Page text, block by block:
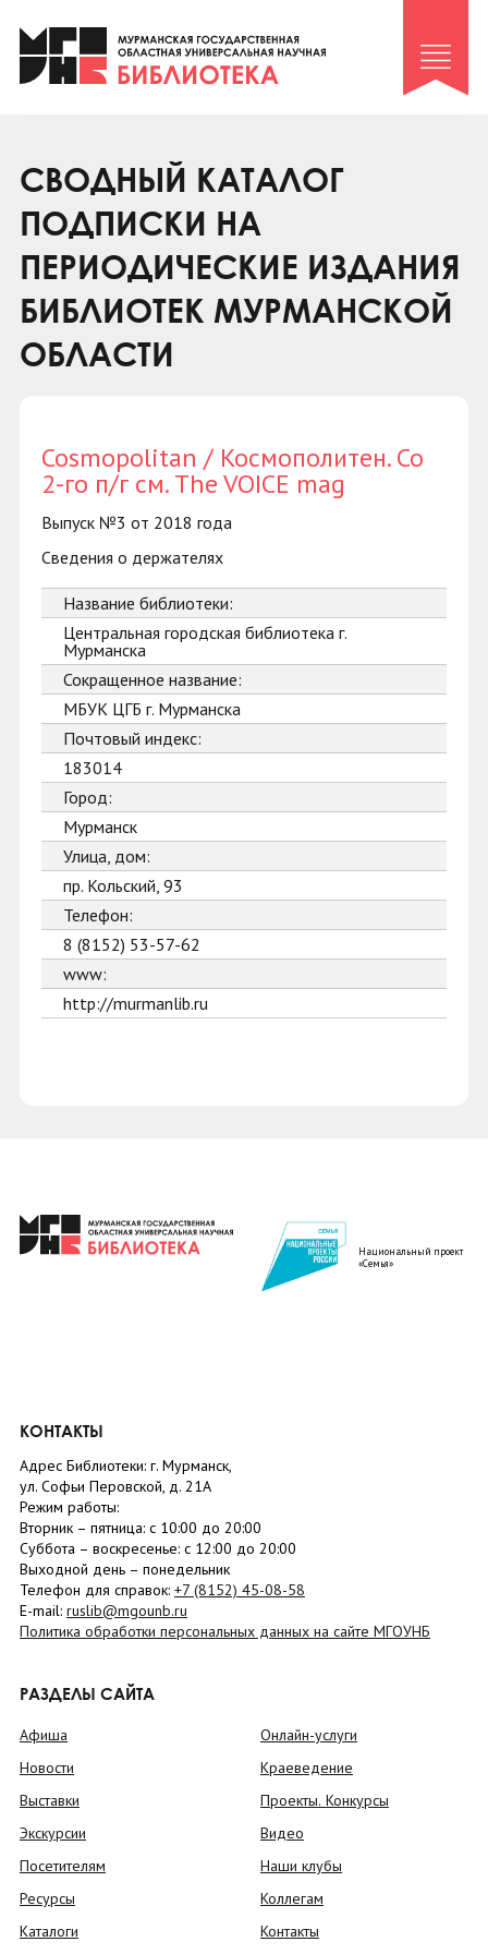
Клуб «Гиря и сельдерей»
Клуб «Семейный архив»
Коллегам
Контакты
СВОДНЫЙ КАТАЛОГ
ПОДПИСКИ НА
ПЕРИОДИЧЕСКИЕ ИЗДАНИЯ
БИБЛИОТЕК МУРМАНСКОЙ
ОБЛАСТИ
Cosmopolitan / Космополитен. Со
2-го п/г см. The VOICE mag
Выпуск №3 от 2018 года
Сведения о держателях
Название библиотеки:
Центральная городская библиотека г.
Мурманска
Сокращенное название:
МБУК ЦГБ г. Мурманска
Почтовый индекс:
183014
Город:
Мурманск
Улица, дом:
пр. Кольский, 93
Телефон:
8 (8152) 53-57-62
www:
http://murmanlib.ru
Национальный проект
«Семья»
КОНТАКТЫ
Адрес Библиотеки: г. Мурманск,
ул. Софьи Перовской, д. 21А
Режим работы:
Вторник – пятница: с 10:00 до 20:00
Суббота – воскресенье: c 12:00 до 20:00
Выходной день – понедельник
Телефон для справок: +7 (8152) 45-08-58
E-mail: ruslib@mgounb.ru
Политика обработки персональных данных на сайте МГОУНБ
РАЗДЕЛЫ САЙТА
Афиша
Новости
Выставки
Экскурсии
Посетителям
Ресурсы
Каталоги
Онлайн-услуги
Краеведение
Проекты. Конкурсы
Видео
Наши клубы
Коллегам
Контакты